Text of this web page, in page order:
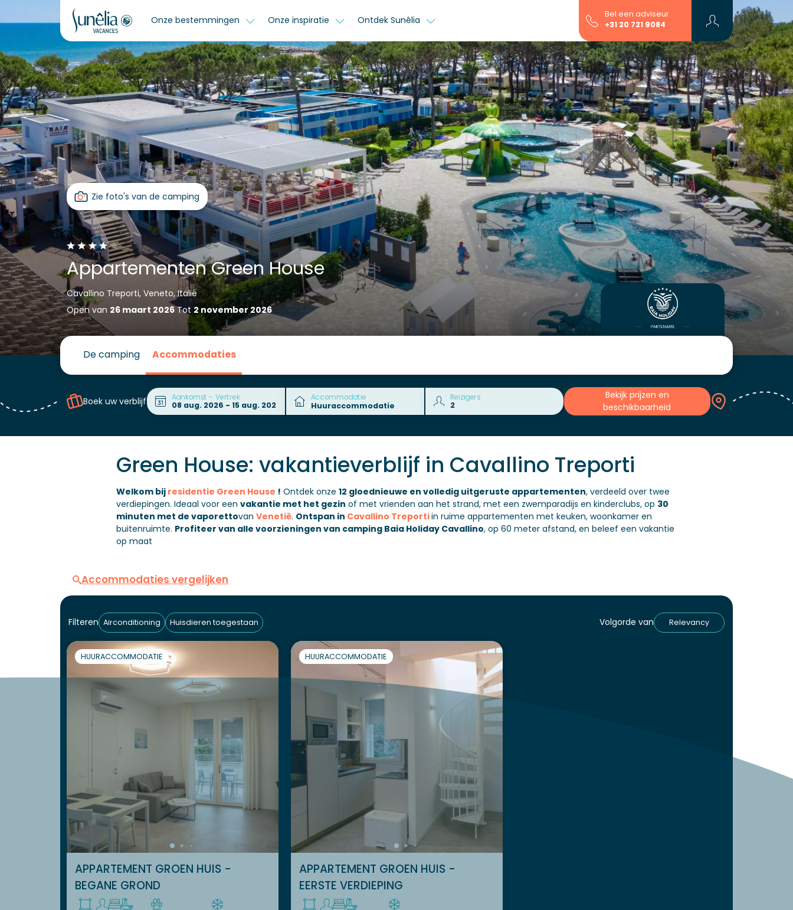
Onze bestemmingen Onze inspiratie Ontdek Sunêlia
Bel een adviseur
+31 20 721 9084
Zie foto's van de camping
Appartementen Green House
Cavallino Treporti, Veneto, Italië
Open van 26 maart 2026Tot2 november 2026
De camping Accommodaties
Boek uw verblijf Aankomst - Vertrek Accommodatie Reizigers
Bekijk prijzen en
beschikbaarheid
Green House: vakantieverblijf in Cavallino Treporti
Welkom bij residentie Green House ! Ontdek onze 12 gloednieuwe en volledig uitgeruste appartementen, verdeeld over twee
verdiepingen. Ideaal voor een vakantie met het gezin of met vrienden aan het strand, met een zwemparadijs en kinderclubs, op 30
minuten met de vaporettovan Venetië. Ontspan in Cavallino Treportiin ruime appartementen met keuken, woonkamer en
buitenruimte. Profiteer van alle voorzieningen van camping Baia Holiday Cavallino, op 60 meter afstand, en beleef een vakantie
op maat
Accommodaties vergelijken
Filteren Airconditioning Huisdieren toegestaan Volgorde van Relevancy
HUURACCOMMODATIE
APPARTEMENT GROEN HUIS -
BEGANE GROND
HUURACCOMMODATIE
APPARTEMENT GROEN HUIS -
EERSTE VERDIEPING